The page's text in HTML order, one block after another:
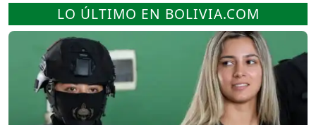
LO ÚLTIMO EN BOLIVIA.COM